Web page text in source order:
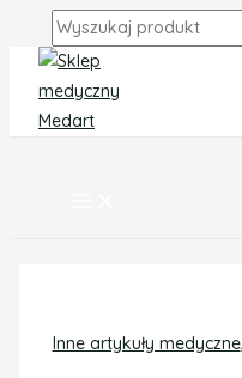
content
Wyszukaj
produkt
MENU
Inne artykuły medyczne,
ilość
Kasetka
na
leki
dzienna